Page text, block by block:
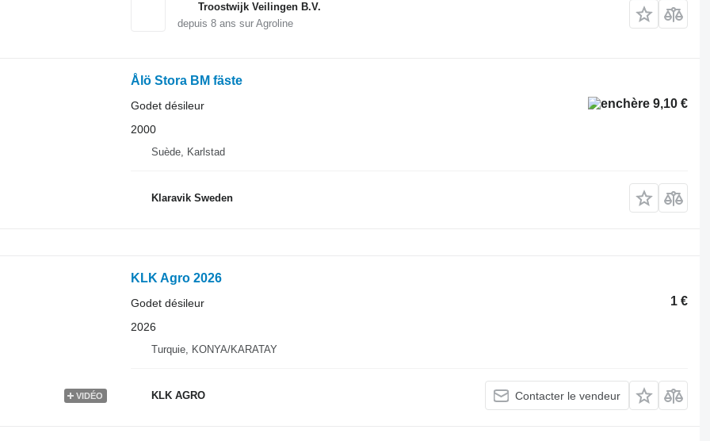
Troostwijk Veilingen B.V.
depuis 8ans sur Agroline
Ålö Stora BM fäste
9,10 €
Godet désileur
2000
Suède, Karlstad
Klaravik Sweden
VIDÉO
KLK Agro 2026
1 €
Godet désileur
2026
Turquie, KONYA/KARATAY
KLK AGRO Contacter le vendeur